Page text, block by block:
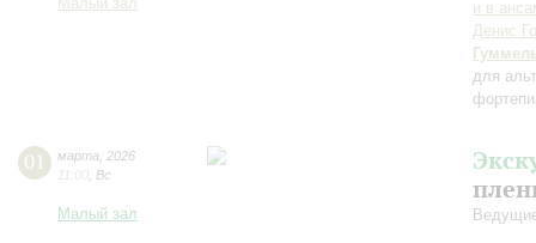
Малый зал
и в
Денис
для
01 марта
2026
11:00 Вс
Малый зал